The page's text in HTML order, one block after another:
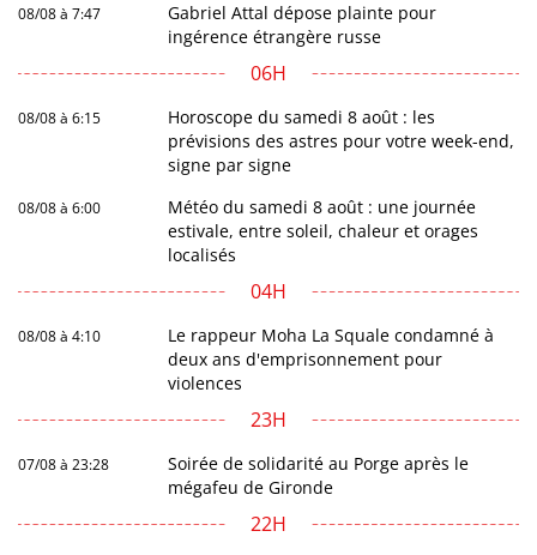
08/08 à 7:47
Gabriel Attal dépose plainte pour
ingérence étrangère russe
06H
08/08 à 6:15
Horoscope du samedi 8 août : les
prévisions des astres pour votre week-end,
signe par signe
08/08 à 6:00
Météo du samedi 8 août : une journée
estivale, entre soleil, chaleur et orages
localisés
04H
08/08 à 4:10
Le rappeur Moha La Squale condamné à
deux ans d'emprisonnement pour
violences
23H
07/08 à 23:28
Soirée de solidarité au Porge après le
mégafeu de Gironde
22H